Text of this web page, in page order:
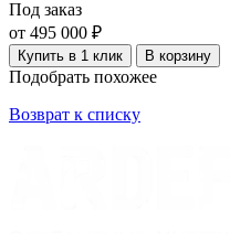
Под заказ
от 495 000 ₽
Купить в 1 клик В корзину
Подобрать похожее
Возврат к списку